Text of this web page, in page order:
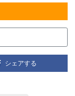
シェアする